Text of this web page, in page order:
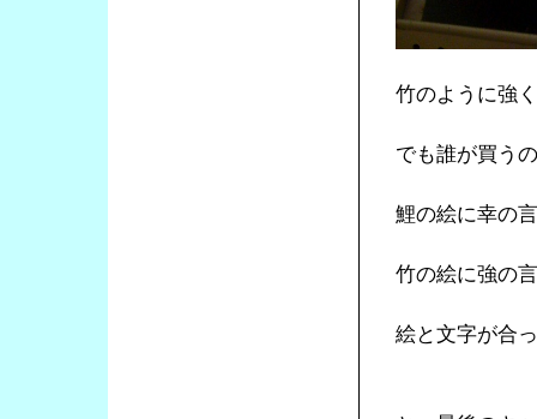
竹のように強
でも誰が買う
鯉の絵に幸の
竹の絵に強の
絵と文字が合